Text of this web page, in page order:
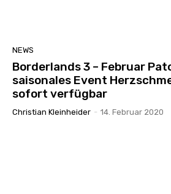
NEWS
Borderlands 3 – Februar
saisonales Event
sofort verfügbar
Christian Kleinheider - 14. Februar 2020